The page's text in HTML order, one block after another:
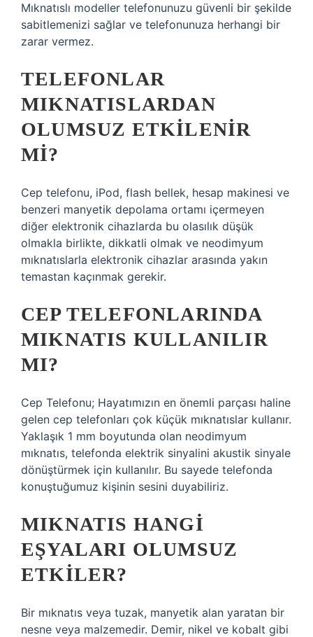
Mıknatıslı modeller telefonunuzu güvenli bir şekilde
sabitlemenizi sağlar ve telefonunuza herhangi bir
zarar vermez.
TELEFONLAR
MIKNATISLARDAN
OLUMSUZ ETKILENIR
MI?
Cep telefonu, iPod, flash bellek, hesap makinesi ve
benzeri manyetik depolama ortamı içermeyen
diğer elektronik cihazlarda bu olasılık düşük
olmakla birlikte, dikkatli olmak ve neodimyum
mıknatıslarla elektronik cihazlar arasında yakın
temastan kaçınmak gerekir.
CEP TELEFONLARINDA
MIKNATIS KULLANILIR
MI?
Cep Telefonu; Hayatımızın en önemli parçası haline
gelen cep telefonları çok küçük mıknatıslar kullanır.
Yaklaşık 1 mm boyutunda olan neodimyum
mıknatıs, telefonda elektrik sinyalini akustik sinyale
dönüştürmek için kullanılır. Bu sayede telefonda
konuştuğumuz kişinin sesini duyabiliriz.
MIKNATIS HANGI
EŞYALARI OLUMSUZ
ETKILER?
Bir mıknatıs veya tuzak, manyetik alan yaratan bir
nesne veya malzemedir. Demir, nikel ve kobalt gibi